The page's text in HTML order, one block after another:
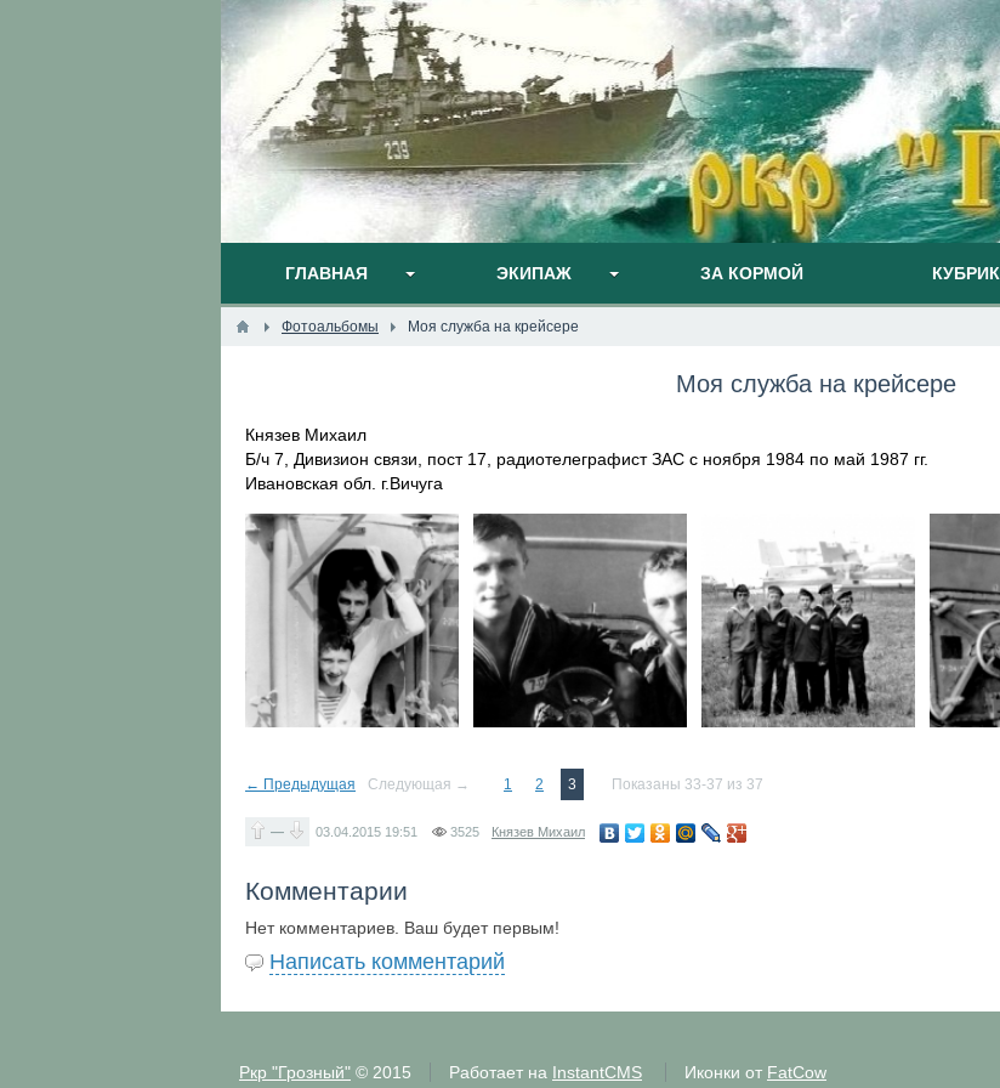
ГЛАВНАЯ ЭКИПАЖ ЗА КОРМОЙ КУБРИК
Фотоальбомы Моя служба на крейсере
Моя служба на крейсере
Князев Михаил
Б/ч 7, Дивизион связи, пост 17, радиотелеграфист ЗАС с ноября 1984 по май 1987 гг.
Ивановская обл. г.Вичуга
← Предыдущая Следующая → 1 2 3 Показаны 33-37 из 37
— 03.04.2015 19:51 3525 Князев Михаил
Комментарии
Нет комментариев. Ваш будет первым!
Написать комментарий
Ркр "Грозный" © 2015 Работает на InstantCMS Иконки от FatCow